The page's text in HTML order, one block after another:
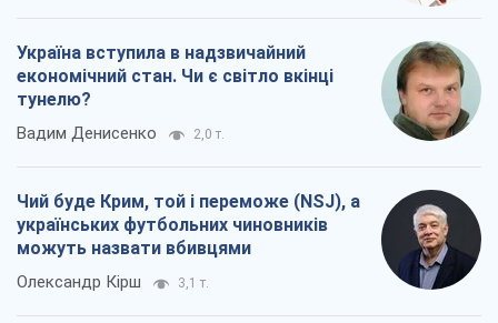
Україна вступила в надзвичайний
економічний стан. Чи є світло вкінці
тунелю?
Вадим Денисенко 2,0 т.
Чий буде Крим, той і переможе (NSJ), а
українських футбольних чиновників
можуть назвати вбивцями
Олександр Кірш 3,1 т.